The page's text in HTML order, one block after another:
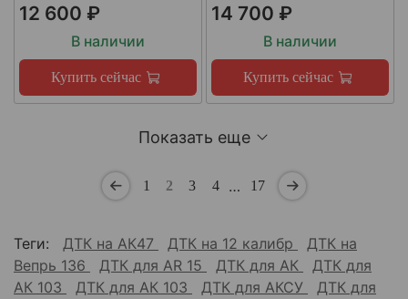
12 600 ₽
В наличии
Купить сейчас
14 700 ₽
В наличии
Купить сейчас
Показать еще
1 2 3 4 … 17
Теги: ДТК на АК47 ДТК на 12 калибр
ДТК на
Вепрь 136
ДТК для AR 15 ДТК для АК
ДТК для
АК 103
ДТК для АК 103 ДТК для АКСУ
ДТК для